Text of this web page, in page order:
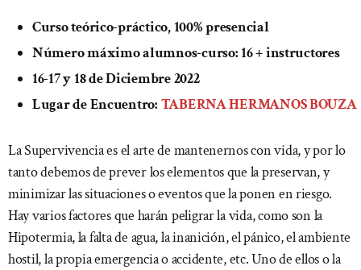
Curso teórico-práctico, 100% presencial
Número máximo alumnos-curso: 16 + instructores
16-17 y 18 de Diciembre 2022
Lugar de Encuentro: TABERNA HERMANOS BOUZA
La Supervivencia es el arte de mantenernos con vida, y por lo
tanto debemos de prever los elementos que la preservan, y
minimizar las situaciones o eventos que la ponen en riesgo.
Hay varios factores que harán peligrar la vida, como son la
Hipotermia, la falta de agua, la inanición, el pánico, el ambiente
hostil, la propia emergencia o accidente, etc. Uno de ellos o la